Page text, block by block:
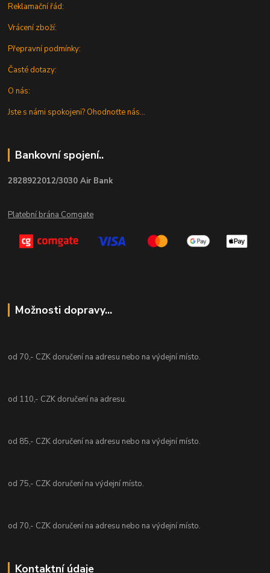
Reklamační řád:
Vrácení zboží:
Přepravní podmínky:
Časté dotazy:
O nás:
Jste s námi spokojeni? Ohodnoťte nás...
Bankovní spojení..
2828922012/3030 Air Bank
Platební brána Comgate
Možnosti dopravy...
od 70,- CZK doručení na adresu nebo na výdejní místo.
od 110,- CZK doručení na adresu.
od 85,- CZK doručení na adresu nebo na výdejní místo.
od 75,- CZK doručení na výdejní místo.
od 70,- CZK doručení na adresu nebo na výdejní místo.
Kontaktní údaje